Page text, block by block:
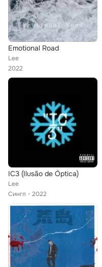
Emotional Road
Lee
2022
IC3 (Ilusão de Óptica)
Lee
Сингл
2022